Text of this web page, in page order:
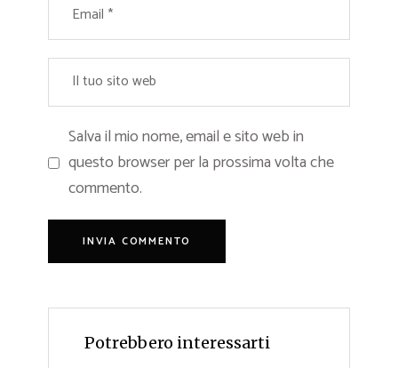
Salva il mio nome, email e sito web in
questo browser per la prossima volta che
commento.
Potrebbero interessarti